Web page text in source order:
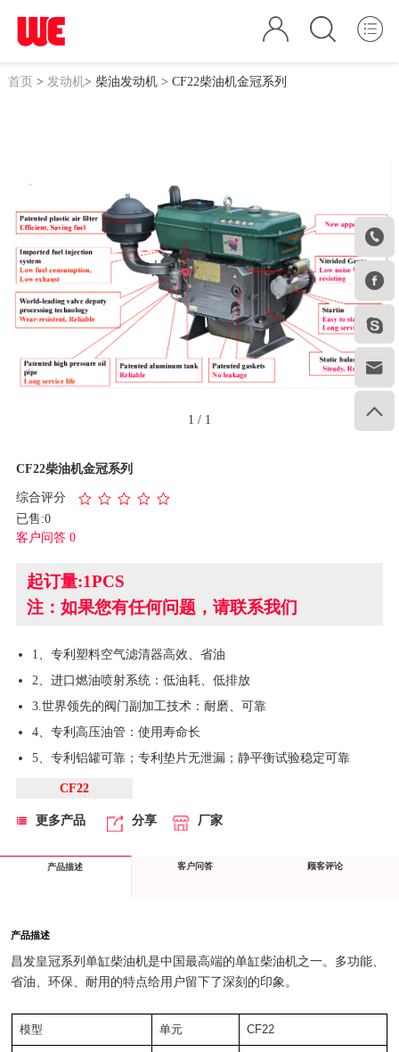





首页> 发动机> 柴油发动机> CF22柴油机金冠系列
1 / 1
CF22柴油机金冠系列
综合评分
已售:0
客户问答 0
起订量:1PCS
注：如果您有任何问题，请联系我们
1、专利塑料空气滤清器高效、省油
2、进口燃油喷射系统：低油耗、低排放
3.世界领先的阀门副加工技术：耐磨、可靠
4、专利高压油管：使用寿命长
5、专利铝罐可靠；专利垫片无泄漏；静平衡试验稳定可靠
CF22
更多产品 分享 厂家
产品描述 客户问答 顾客评论
产品描述
昌发皇冠系列单缸柴油机是中国最高端的单缸柴油机之一。多功能、
省油、环保、耐用的特点给用户留下了深刻的印象。
模型 单元 CF22